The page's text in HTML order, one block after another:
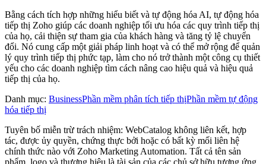
Bằng cách tích hợp những hiểu biết và tự động hóa AI, tự động hóa
tiếp thị Zoho giúp các doanh nghiệp tối ưu hóa các quy trình tiếp thị
của họ, cải thiện sự tham gia của khách hàng và tăng tỷ lệ chuyển
đổi. Nó cung cấp một giải pháp linh hoạt và có thể mở rộng để quản
lý quy trình tiếp thị phức tạp, làm cho nó trở thành một công cụ thiết
yếu cho các doanh nghiệp tìm cách nâng cao hiệu quả và hiệu quả
tiếp thị của họ.
Danh mục: BusinessPhần mềm phân tích tiếp thịPhần mềm tự động
hóa tiếp thị
Tuyên bố miễn trừ trách nhiệm: WebCatalog không liên kết, hợp
tác, được ủy quyền, chứng thực bởi hoặc có bất kỳ mối liên hệ
chính thức nào với Zoho Marketing Automation. Tất cả tên sản
phẩm, logo và thương hiệu là tài sản của các chủ sở hữu tương ứng.